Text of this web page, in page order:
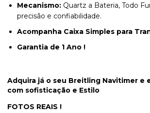
Mecanismo: Quartz a Bateria, Todo
precisão e confiabilidade.
Acompanha Caixa Simples para
Garantia de 1 Ano !
Adquira já o seu Breitling Navitimer e
com sofisticação e Estilo
FOTOS REAIS !